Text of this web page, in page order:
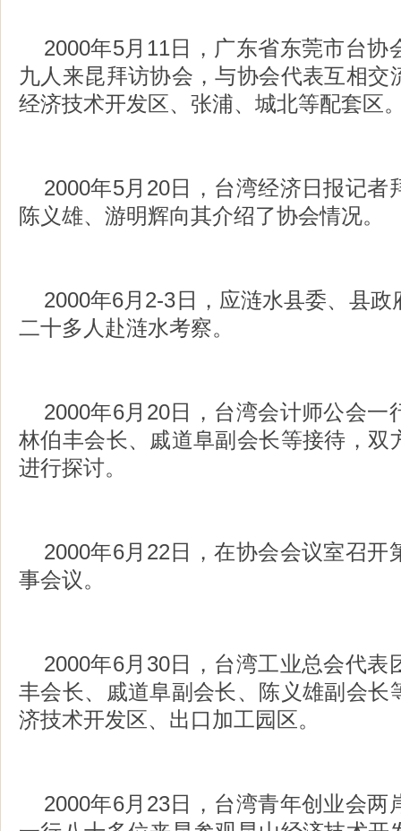
2000年5月11日，广东省东莞市台协
九人来昆拜访协会，与协会代表互相交
经济技术开发区、张浦、城北等配套区
2000年5月20日，台湾经济日报记者
陈义雄、游明辉向其介绍了协会情况。
2000年6月2-3日，应涟水县委、县
二十多人赴涟水考察。
2000年6月20日，台湾会计师公会一
林伯丰会长、戚道阜副会长等接待，双
进行探讨。
2000年6月22日，在协会会议室召开
事会议。
2000年6月30日，台湾工业总会代表
丰会长、戚道阜副会长、陈义雄副会长
济技术开发区、出口加工园区。
2000年6月23日，台湾青年创业会两